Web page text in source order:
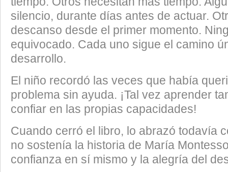
silencio, durante días antes de actuar.
descanso desde el primer momento.
equivocado. Cada uno sigue el camino
desarrollo.
El niño recordó las veces que había
problema sin ayuda. ¡Tal vez aprender
confiar en las propias capacidades!
Cuando cerró el libro, lo abrazó todavía
no sostenía la historia de María
confianza en sí mismo y la alegría del